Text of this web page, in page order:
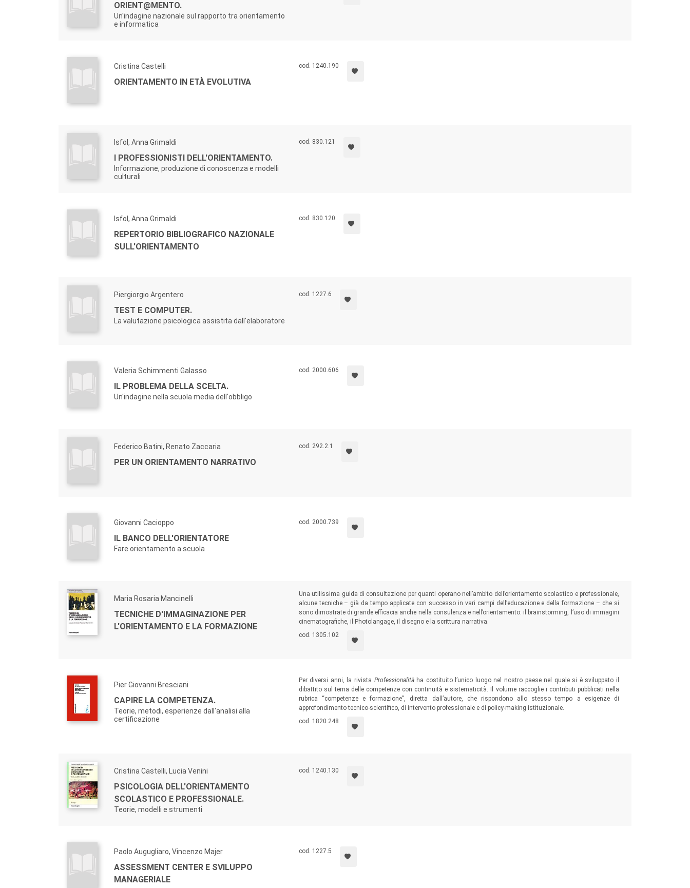
ORIENT@MENTO.
Un'indagine nazionale sul rapporto tra orientamento
e informatica
Cristina Castelli
ORIENTAMENTO IN ETÀ EVOLUTIVA
cod. 1240.190
Isfol, Anna Grimaldi
I PROFESSIONISTI DELL'ORIENTAMENTO.
Informazione, produzione di conoscenza e modelli
culturali
cod. 830.121
Isfol, Anna Grimaldi
REPERTORIO BIBLIOGRAFICO NAZIONALE
SULL'ORIENTAMENTO
cod. 830.120
Piergiorgio Argentero
TEST E COMPUTER.
La valutazione psicologica assistita dall'elaboratore
cod. 1227.6
Valeria Schimmenti Galasso
IL PROBLEMA DELLA SCELTA.
Un'indagine nella scuola media dell'obbligo
cod. 2000.606
Federico Batini, Renato Zaccaria
PER UN ORIENTAMENTO NARRATIVO
cod. 292.2.1
Giovanni Cacioppo
IL BANCO DELL'ORIENTATORE
Fare orientamento a scuola
cod. 2000.739
Maria Rosaria Mancinelli
TECNICHE D'IMMAGINAZIONE PER
L'ORIENTAMENTO E LA FORMAZIONE
Una utilissima guida di consultazione per quanti operano nell’ambito dell’orientamento scolastico e professionale,
alcune tecniche – già da tempo applicate con successo in vari campi dell’educazione e della formazione – che si
sono dimostrate di grande efficacia anche nella consulenza e nell’orientamento: il brainstorming, l’uso di immagini
cinematografiche, il Photolangage, il disegno e la scrittura narrativa.
cod. 1305.102
Pier Giovanni Bresciani
CAPIRE LA COMPETENZA.
Teorie, metodi, esperienze dall'analisi alla
certificazione
Per diversi anni, la rivista Professionalitàha costituito l’unico luogo nel nostro paese nel quale si è sviluppato il
dibattito sul tema delle competenze con continuità e sistematicità. Il volume raccoglie i contributi pubblicati nella
rubrica “competenze e formazione”, diretta dall’autore, che rispondono allo stesso tempo a esigenze di
approfondimento tecnico-scientifico, di intervento professionale e di policy-making istituzionale.
cod. 1820.248
Cristina Castelli, Lucia Venini
PSICOLOGIA DELL'ORIENTAMENTO
SCOLASTICO E PROFESSIONALE.
Teorie, modelli e strumenti
cod. 1240.130
Paolo Augugliaro, Vincenzo Majer
ASSESSMENT CENTER E SVILUPPO
MANAGERIALE
cod. 1227.5